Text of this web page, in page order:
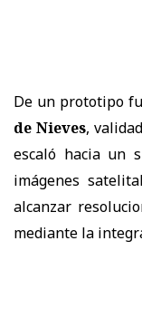
De un prototipo
de Nieves,
escaló hacia un
imágenes
alcanzar
mediante la